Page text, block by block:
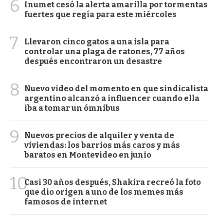
6
Inumet cesó la alerta amarilla por tormentas
fuertes que regía para este miércoles
7
Llevaron cinco gatos a una isla para
controlar una plaga de ratones, 77 años
después encontraron un desastre
8
Nuevo video del momento en que sindicalista
argentino alcanzó a influencer cuando ella
iba a tomar un ómnibus
9
Nuevos precios de alquiler y venta de
viviendas: los barrios más caros y más
baratos en Montevideo en junio
10Casi 30 años después, Shakira recreó la foto
que dio origen a uno de los memes más
famosos de internet